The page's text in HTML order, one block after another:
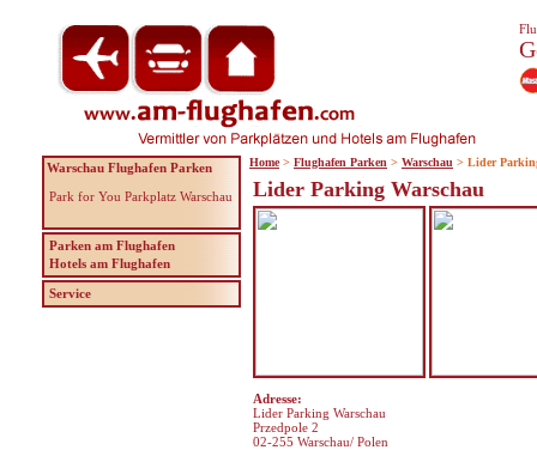
Lider Parking Warschau
Adresse:
Lider Parking Warschau
Przedpole 2
02-255 Warschau/ Polen
Warschau Flughafen Parken
Park for You Parkplatz Warschau
Parken am Flughafen
Hotels am Flughafen
Service
Home > Flughafen Parken > Warschau > Lider